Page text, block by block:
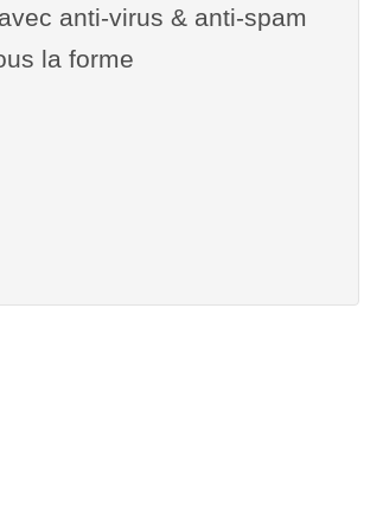
anti-virus & anti-spam
la forme